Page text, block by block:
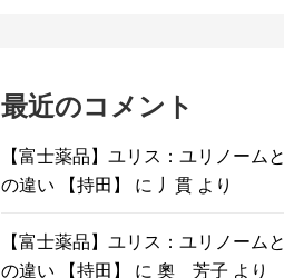
最近のコメント
【富士薬品】ユリス：ユリノームと
の違い 【持田】
に 丿貫 より
【富士薬品】ユリス：ユリノームと
の違い 【持田】
に奧 芳子 より